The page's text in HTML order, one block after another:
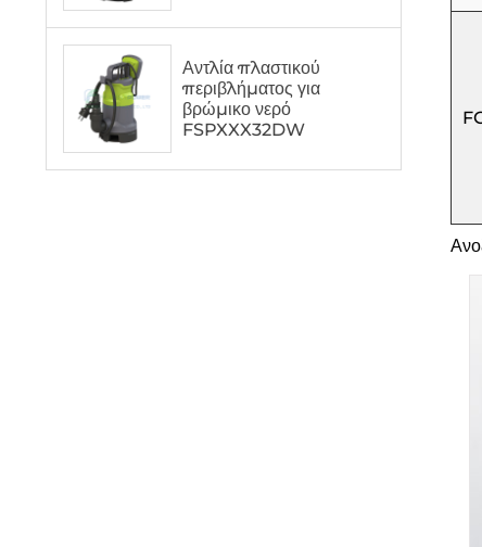
Αντλία πλαστικού
περιβλήματος για
βρώμικο νερό
FSPXXX32DW